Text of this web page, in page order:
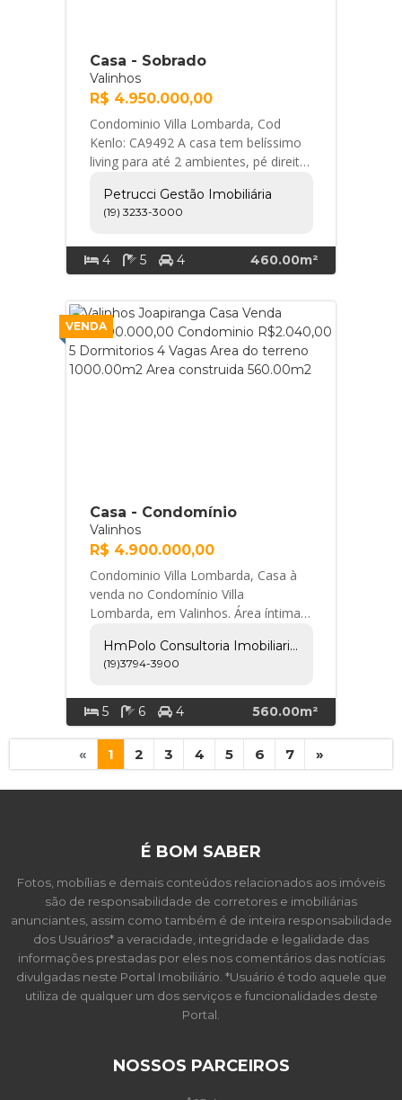
Casa - Sobrado
Valinhos
R$ 4.950.000,00
Condominio Villa Lombarda, Cod
Kenlo: CA9492 A casa tem belíssimo
living para até 2 ambientes, pé direito
Cozinha ... Petrucci Gestão Imobiliária
Petrucci Gestão Imobiliária
(19) 3233-3000
4 5 4 460.00m²
VENDA
Casa - Condomínio
Valinhos
R$ 4.900.000,00
Condominio Villa Lombarda, Casa à
venda no Condomínio Villa
Lombarda, em Valinhos. Área íntima
e uma no térreo. Am... HmPolo
Consultoria Imobiliaria e
HmPolo Consultoria Imobiliaria E Empreendimentos Ltda
(19)3794-3900
5 6 4 560.00m²
« 1 2 3 4 5 6 7 »
É BOM SABER
Fotos, mobílias e demais conteúdos relacionados aos imóveis
são de responsabilidade de corretores e imobiliárias
anunciantes, assim como também é de inteira responsabilidade
dos Usuários* a veracidade, integridade e legalidade das
informações prestadas por eles nos comentários das notícias
divulgadas neste Portal Imobiliário. *Usuário é todo aquele que
utiliza de qualquer um dos serviços e funcionalidades deste
Portal.
NOSSOS PARCEIROS